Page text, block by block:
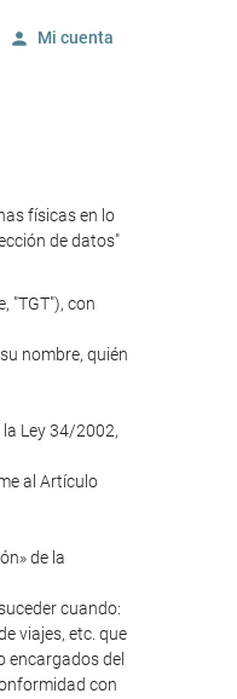
Mi cuenta
físicas en lo
de datos"
"TGT"), con
nombre, quién
Ley 34/2002,
al Artículo
de la
cuando:
viajes, etc. que
encargados del
con